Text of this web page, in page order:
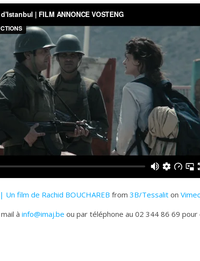
film de Rachid BOUCHAREB from 3B/Tessalit on
à info@imaj.be ou par téléphone au 02 344 86 69